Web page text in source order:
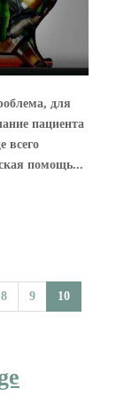
для
пациента
всего
помощь...
8 9 10